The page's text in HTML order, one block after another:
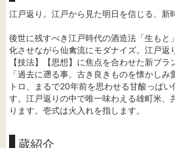
江戸返り。江戸から見た明日を信じる、新
後世に残すべき江戸時代の酒造法「生もと
化させながら仙禽流にモダナイズ。江戸返
【技法】【思想】に焦点を合わせた新ブ
「過去に遡る事。古き良きものを懐かしみ
トロ、まるで20年前を思わせる甘酸っぱい
す。江戸返りの中で唯一味わえる雄町米、
ります。壱式は火入れを指します。
蔵紹介